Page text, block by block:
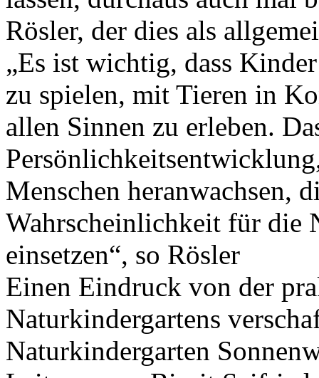
Rösler, der dies als
„Es ist wichtig, dass
zu spielen, mit Tieren in
allen Sinnen zu erleben.
Menschen heranwachsen,
Wahrscheinlichkeit für die
einsetzen“, so Rösler
Einen Eindruck von der
Naturkindergartens
Naturkindergarten